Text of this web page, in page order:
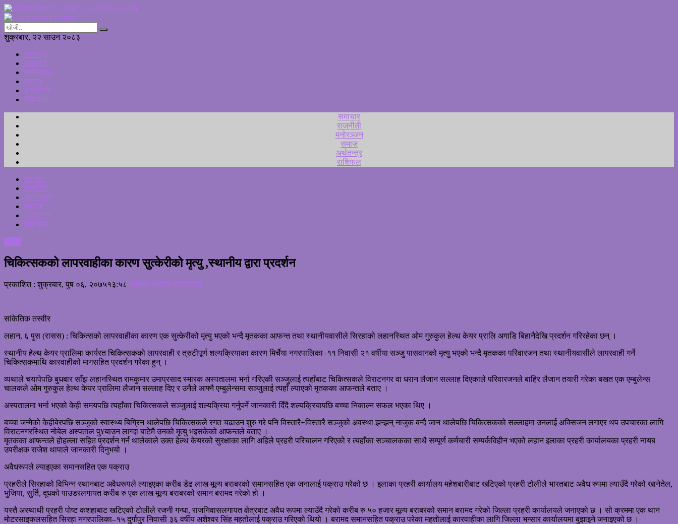
शुक्रबार, २२ साउन २०८३
समाचार
राजनीती
मनोरञ्जन
समाज
अर्थतन्त्र
राशिफल
समाचार
राजनीती
मनोरञ्जन
समाज
अर्थतन्त्र
राशिफल
समाचार
राजनीती
मनोरञ्जन
समाज
अर्थतन्त्र
राशिफल
चिकित्सकको लापरवाहीका कारण सुत्केरीको मृत्यु ,स्थानीय द्वारा प्रदर्शन
प्रकाशित : शुक्रबार, पुष ०६, २०७५१३:५८ पब्लिक आवाज /संवाददाता
सांकेतिक तस्वीर
लहान, ६ पुस (रासस) : चिकित्सको लापरवाहीका कारण एक सुत्केरीको मृत्यु भएको भन्दै मृतकका आफन्त तथा स्थानीयवासीले सिरहाको लहानस्थित ओम गुरुकुल हेल्थ केयर प्रालि अगाडि बिहानैदेखि प्रदर्शन गरिरहेका छन् ।
स्थानीय हेल्थ केयर प्रालिमा कार्यरत चिकित्सकको लापरवाही र त्रुटीपूर्ण शल्यक्रियाका कारण मिर्चैया नगरपालिका–११ निवासी २१ वर्षीया सञ्जु पासवानको मृत्यु भएको भन्दै मृतकका परिवारजन तथा स्थानीयवासीले लापरवाही गर्ने
चिकित्सकमाथि कारवाहीको मागसहित प्रदर्शन गरेका हुन् ।
व्यथाले चयापेपछि बुधबार साँझ लहानस्थित रामकुमार उमाप्रसाद स्मारक अस्पतालमा भर्ना गरिएकी सञ्जुलाई त्यहाँबाट चिकित्सकले विराटनगर वा धरान लैजान सल्लाह दिएकाले परिवारजनले बाहिर लैजान तयारी गरेका बखत एक एम्बुलेन्स
चालकले ओम गुरुकुल हेल्थ केयर प्रालिमा लैजान सल्लाह दिए र उनैले आफ्नै एम्बुलेन्समा सञ्जुलाई त्यहाँ ल्याएको मृतकका आफन्तले बताए ।
अस्पतालमा भर्ना भएको केही समयपछि त्यहाँका चिकित्सकले सञ्जुलाई शल्यक्रिया गर्नुपर्ने जानकारी दिँदै शल्यक्रियापछि बच्चा निकाल्न सफल भएका थिए ।
बच्चा जन्मेको केहीबेरपछि सञ्जुको स्वास्थ्य बिग्रिन थालेपछि चिकित्सकले रगत चढाउन शुरु गरे पनि विस्तारै÷विस्तारै सञ्जुको अवस्था झन्झन् नाजुक बन्दै जान थालेपछि चिकित्सकको सल्लाहमा उनलाई अक्सिजन लगाएर थप उपचारका लागि
विराटनगरस्थित नोबेल अस्पताल पु¥याउन लाग्दा बाटेमै उनको मृत्यु भइसकेको आफन्तले बताए ।
मृतकका आफन्तले होहल्ला सहित प्रदर्शन गर्न थालेकाले उक्त हेल्थ केयरको सुरक्षाका लागि अहिले प्रहरी परिचालन गरिएको र त्यहाँका सञ्चालकका साथै सम्पूर्ण कर्मचारी सम्पर्कविहीन भएको लहान इलाका प्रहरी कार्यालयका प्रहरी नायब
उपरीक्षक राजेश थापाले जानकारी दिनुभयो ।
अवैधरूपले ल्याइएका समानसहित एक पक्राउ
प्रहरीले सिरहाको विभिन्न स्थानबाट अवैधरूपले ल्याइएका करीब डेढ लाख मूल्य बराबरको समानसहित एक जनालाई पक्राउ गरेको छ । इलाका प्रहरी कार्यालय महेशबारीबाट खटिएको प्रहरी टोलीले भारतबाट अवैध रुपमा ल्याउँदै गरेको खानेतेल,
भुजिया, सुर्ति, दूधको पाउडरलगायत करीब रु एक लाख मूल्य बराबरको समान बरामद गरेको हो ।
यस्तै अस्थाथी प्रहरी पोष्ट कशहाबाट खटिएको टोलीले रजनी गन्धा, राजनिवासलगायत क्षेत्रबाट अवैध रूपमा ल्याउँदै गरेको करीब रु ५० हजार मूल्य बराबरको समान बरामद गरेको जिल्ला प्रहरी कार्यालयले जनाएको छ । सो क्रममा एक थान
मोटरसाइकलसहित सिरहा नगरपालिका–१५ दुर्गापुर निवासी ३६ वर्षीय अशेश्वर सिंह महतोलाई पक्राउ गरिएको थियो । बरामद समानसहित पक्राउ परेका महतोलाई कारवाहीका लागि जिल्ला भन्सार कार्यालयमा बुझाइने जनाइएको छ ।